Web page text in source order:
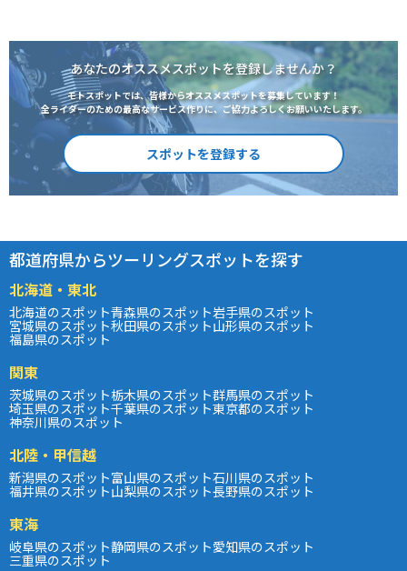
あなたのオススメスポットを登録しませんか？
モトスポットでは、皆様からオススメスポットを募集しています！
全ライダーのための最高なサービス作りに、ご協力よろしくお願いいたします。
スポットを登録する
都道府県からツーリングスポットを探す
北海道・東北
北海道のスポット青森県のスポット岩手県のスポット
宮城県のスポット秋田県のスポット山形県のスポット
福島県のスポット
関東
茨城県のスポット栃木県のスポット群馬県のスポット
埼玉県のスポット千葉県のスポット東京都のスポット
神奈川県のスポット
北陸・甲信越
新潟県のスポット富山県のスポット石川県のスポット
福井県のスポット山梨県のスポット長野県のスポット
東海
岐阜県のスポット静岡県のスポット愛知県のスポット
三重県のスポット